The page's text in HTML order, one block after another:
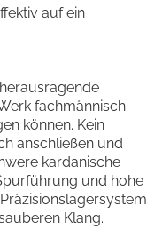
auf ein
fachmännisch
können. Kein
anschließen und
kardanische
und hohe
Klang.